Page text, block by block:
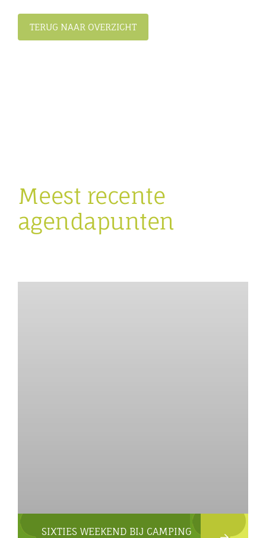
TERUG NAAR OVERZICHT
Meest recente
agendapunten
SIXTIES WEEKEND BIJ CAMPING